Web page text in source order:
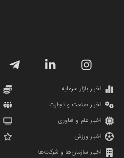
دانشگاه سئوی ایران
مریم حاج نوروز نظری
اخبار بازار سرمایه
اخبار صنعت و تجارت
اخبار علم و فناوری
اخبار ورزش
اخبار سازمان‌ها و شرکت‌ها